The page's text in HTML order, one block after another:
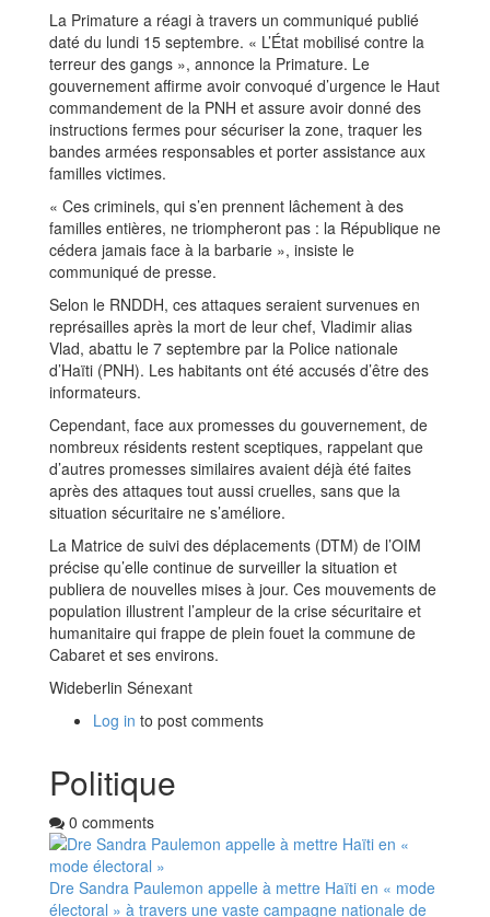
La Primature a réagi à travers un communiqué publié
daté du lundi 15 septembre. « L’État mobilisé contre la
terreur des gangs », annonce la Primature. Le
gouvernement affirme avoir convoqué d’urgence le Haut
commandement de la PNH et assure avoir donné des
instructions fermes pour sécuriser la zone, traquer les
bandes armées responsables et porter assistance aux
familles victimes.
« Ces criminels, qui s’en prennent lâchement à des
familles entières, ne triompheront pas : la République ne
cédera jamais face à la barbarie », insiste le
communiqué de presse.
Selon le RNDDH, ces attaques seraient survenues en
représailles après la mort de leur chef, Vladimir alias
Vlad, abattu le 7 septembre par la Police nationale
d’Haïti (PNH). Les habitants ont été accusés d’être des
informateurs.
Cependant, face aux promesses du gouvernement, de
nombreux résidents restent sceptiques, rappelant que
d’autres promesses similaires avaient déjà été faites
après des attaques tout aussi cruelles, sans que la
situation sécuritaire ne s’améliore.
La Matrice de suivi des déplacements (DTM) de l’OIM
précise qu’elle continue de surveiller la situation et
publiera de nouvelles mises à jour. Ces mouvements de
population illustrent l’ampleur de la crise sécuritaire et
humanitaire qui frappe de plein fouet la commune de
Cabaret et ses environs.
Wideberlin Sénexant
Log in to post comments
Politique
0 comments
Dre Sandra Paulemon appelle à mettre Haïti en « mode
électoral » à travers une vaste campagne nationale de